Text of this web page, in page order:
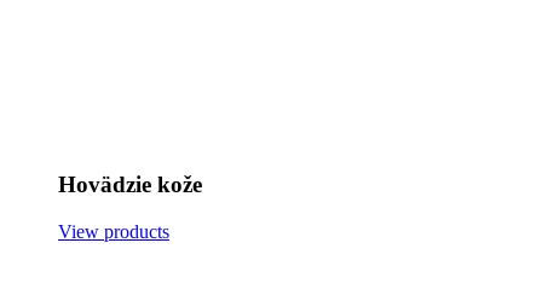
Hovädzie kože
View products